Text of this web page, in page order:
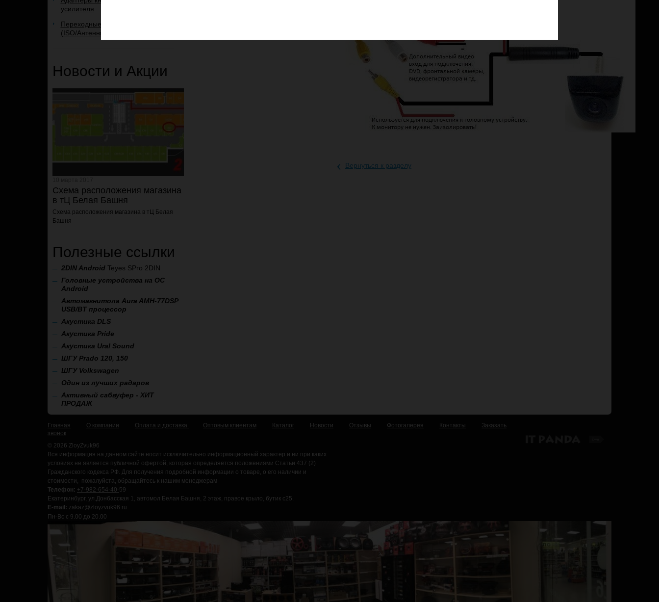
усилителя
Переходные рамки и переходники
(ISO/Антенные)
Новости и Акции
Схема расположения магазина
в тЦ Белая Башня
Схема расположения магазина в тЦ Белая
Башня
Полезные ссылки
2DIN Android Teyes SPro 2DIN
Головные устройства на ОС
Android
Автомагнитола Aura AMH-77DSP
USB/BT процессор
Акустика DLS
Акустика Pride
Акустика Ural Sound
ШГУ Prado 120, 150
ШГУ Volkswagen
Один из лучших радаров
Активный сабвуфер - ХИТ
ПРОДАЖ
‹ Вернуться к разделу
Главная О компании Оплата и доставка Оптовым клиентам Каталог Новости Отзывы Фотогалерея Контакты
Заказать
звонок
© 2026 ZloyZvuk96
Вся информация на данном сайте носит исключительно информационный характер и ни при каких
условиях не является публичной офертой, которая определяется положениями Статьи 437 (2)
Гражданского кодекса РФ. Для получения подробной информации о товаре, о его наличии и
стоимости, пожалуйста, обращайтесь к нашим менеджерам
Телефон: +7-982-654-40-59
Екатеринбург, ул.Донбасская 1, автомол Белая Башня, 2 этаж, правое крыло, бутик с25.
E-mail: zakaz@zloyzvuk96.ru
Пн-Вс с 9.00 до 20.00